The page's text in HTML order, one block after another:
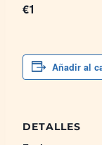
€1
Añadir al
DETALLES